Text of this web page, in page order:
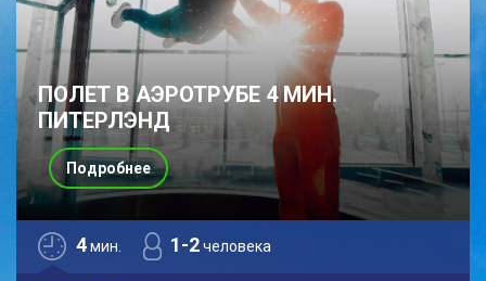
ПОЛЕТ В АЭРОТРУБЕ 4 МИН.
ПИТЕРЛЭНД
4мин. 1-2человека
Подробнее